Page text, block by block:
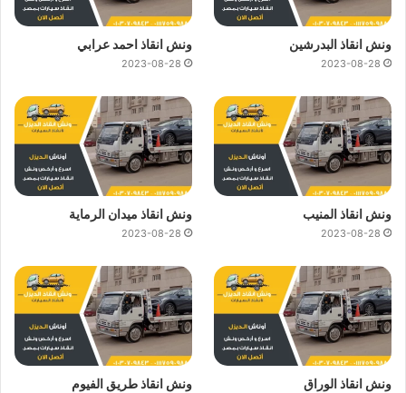
ونش انقاذ البدرشين
2023-08-28
ونش انقاذ احمد عرابي
2023-08-28
ونش انقاذ المنيب
2023-08-28
ونش انقاذ ميدان الرماية
2023-08-28
ونش انقاذ الوراق ونش انقاذ طريق الفيوم